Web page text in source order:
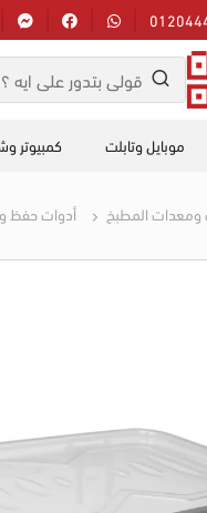
موبايل وتابلت كمبيوتر
ومعدات المطبخ أدوات حفظ